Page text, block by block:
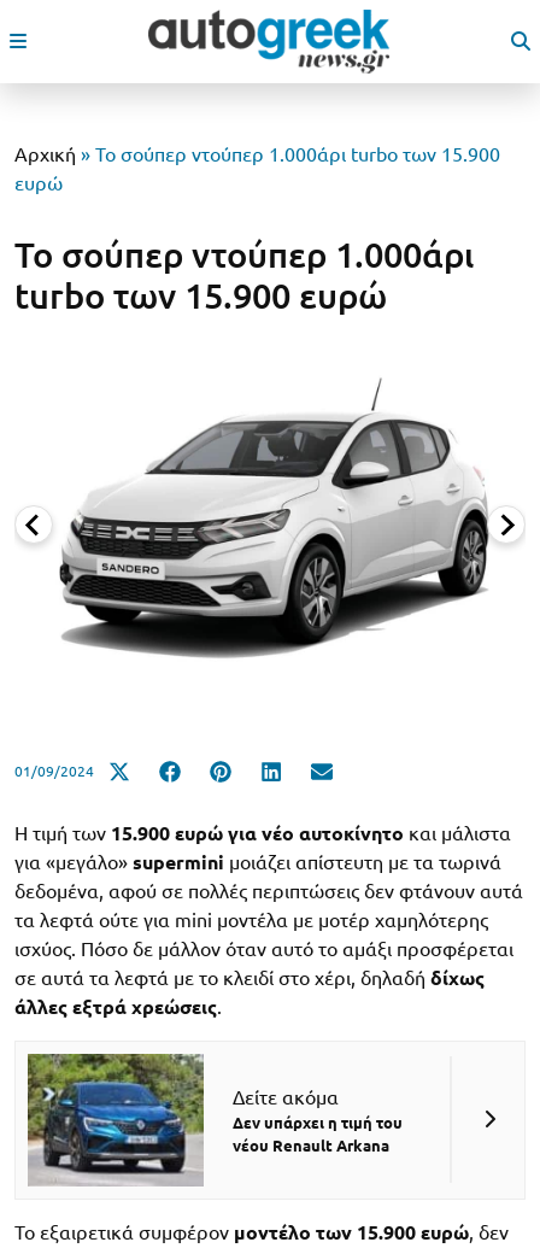
Αρχική » Το σούπερ ντούπερ 1.000άρι turbo των 15.900
ευρώ
Το σούπερ ντούπερ 1.000άρι
turbo των 15.900 ευρώ
01/09/2024
Η τιμή των 15.900 ευρώ για νέο αυτοκίνητο και μάλιστα
για «μεγάλο» supermini μοιάζει απίστευτη με τα τωρινά
δεδομένα, αφού σε πολλές περιπτώσεις δεν φτάνουν αυτά
τα λεφτά ούτε για mini μοντέλα με μοτέρ χαμηλότερης
ισχύος. Πόσο δε μάλλον όταν αυτό το αμάξι προσφέρεται
σε αυτά τα λεφτά με το κλειδί στο χέρι, δηλαδή δίχως
άλλες εξτρά χρεώσεις.
Δείτε ακόμα
Δεν υπάρχει η τιμή του
νέου Renault Arkana
Το εξαιρετικά συμφέρον μοντέλο των 15.900 ευρώ, δεν